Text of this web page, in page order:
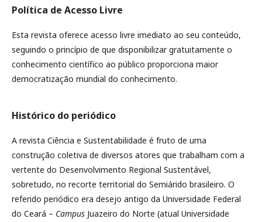
Política de Acesso Livre
Esta revista oferece acesso livre imediato ao seu conteúdo,
seguindo o princípio de que disponibilizar gratuitamente o
conhecimento científico ao público proporciona maior
democratização mundial do conhecimento.
Histórico do periódico
A revista Ciência e Sustentabilidade é fruto de uma
construção coletiva de diversos atores que trabalham com a
vertente do Desenvolvimento Regional Sustentável,
sobretudo, no recorte territorial do Semiárido brasileiro. O
referido periódico era desejo antigo da Universidade Federal
do Ceará – Campus Juazeiro do Norte (atual Universidade